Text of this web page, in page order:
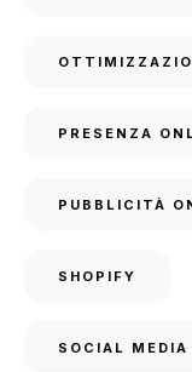
PRESENZA
PUBBLICITÀ
SHOPIFY
SOCIAL MEDIA